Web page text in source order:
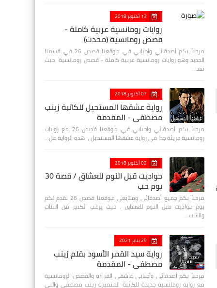
13 أكتوبر 2018
روايات رومانسية عربية كاملة -
قصص رومانسية (محدث)
مرحباً بكم أصدقائي وأحبابي في موقعنا قصص 26 في قسمنا
الجديد وهو روايات رومانسية عربية كاملة - قصص رومانسية حيث
نقد…
07 أكتوبر 2018
رواية عشقها المستحيل للكاتبة زينب
مصطفي - المقدمة
مرحباً بكم أصدقائي وأحبابي في موقعنا قصص 26 مع روايات
رومانسية جريئة جدا في رواية عشقها المستحيل ، هذه الرواية عل…
02 أكتوبر 2018
حواديت قبل النوم للعشاق / قصة 30
يوم حب
مرحباً بكم جميع أصدقائي ومتابعي موقعنا قصص 26 نقدم لكم
يوم حواديت قبل النوم للعشاق ، حيث يرغب الكثير من البنات
والشب…
29 يناير 2021
رواية سيد القمر الأسود بقلم زينب
مصطفي - المقدمة
مرحباً بكم أصدقائي وأحبابي عاشقي القراءة والقصص الرومانسية
مع رواية رومانسية جديدة للكاتبة المتميزة زينب مصطفى والتي